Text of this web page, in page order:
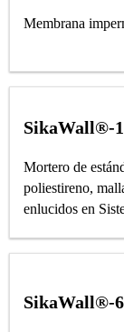
Membrana
SikaWall®-
Mortero de
poliestireno,
enlucidos en
SikaWall®-